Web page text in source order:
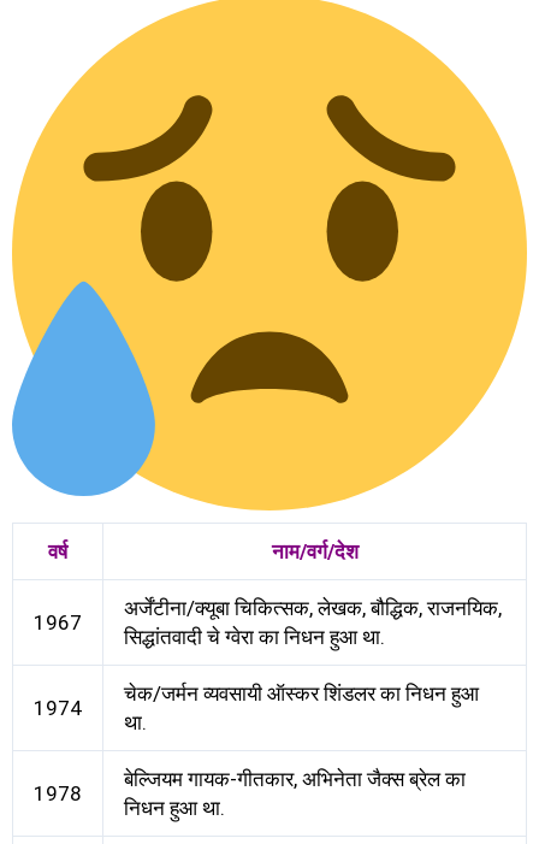
वर्ष नाम/वर्ग/देश
1967
अर्जेंटीना/क्यूबा चिकित्सक, लेखक, बौद्धिक, राजनयिक,
सिद्धांतवादी चे ग्वेरा का निधन हुआ था.
1974
चेक/जर्मन व्यवसायी ऑस्कर शिंडलर का निधन हुआ
था.
1978
बेल्जियम गायक-गीतकार, अभिनेता जैक्स ब्रेल का
निधन हुआ था.